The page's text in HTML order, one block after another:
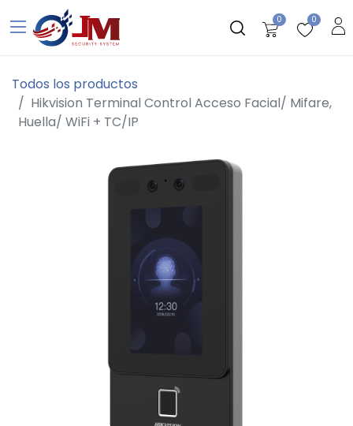
0 0
Todos los productos
Hikvision Terminal Control Acceso Facial/ Mifare,
Huella/ WiFi + TC/IP